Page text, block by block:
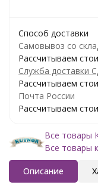
Способ доставки
Самовывоз со
Рассчитываем
Служба доставки
Рассчитываем
Почта России
Рассчитываем
Все товары
Все товары
Описание